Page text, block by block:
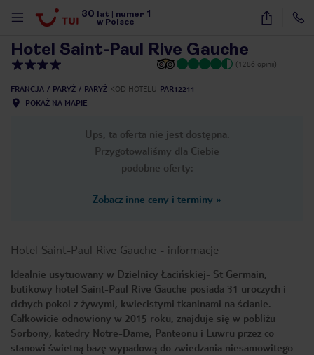
30 lat numer 1
w Polsce
16
Hotel Saint-Paul Rive Gauche
(1286 opinii)
FRANCJA PARYŻ PARYŻ KOD HOTELU PAR12211
POKAŻ NA MAPIE
Ups, ta oferta nie jest dostępna.
Przygotowaliśmy dla Ciebie
podobne oferty:
Zobacz inne ceny i terminy »
Hotel Saint-Paul Rive Gauche - informacje
Idealnie usytuowany w Dzielnicy Łacińskiej- St Germain,
butikowy hotel Saint-Paul Rive Gauche posiada 31 uroczych i
cichych pokoi z żywymi, kwiecistymi tkaninami na ścianie.
Całkowicie odnowiony w 2015 roku, znajduje się w pobliżu
Sorbony, katedry Notre-Dame, Panteonu i Luwru przez co
stanowi świetną bazę wypadową do zwiedzania niesamowitego